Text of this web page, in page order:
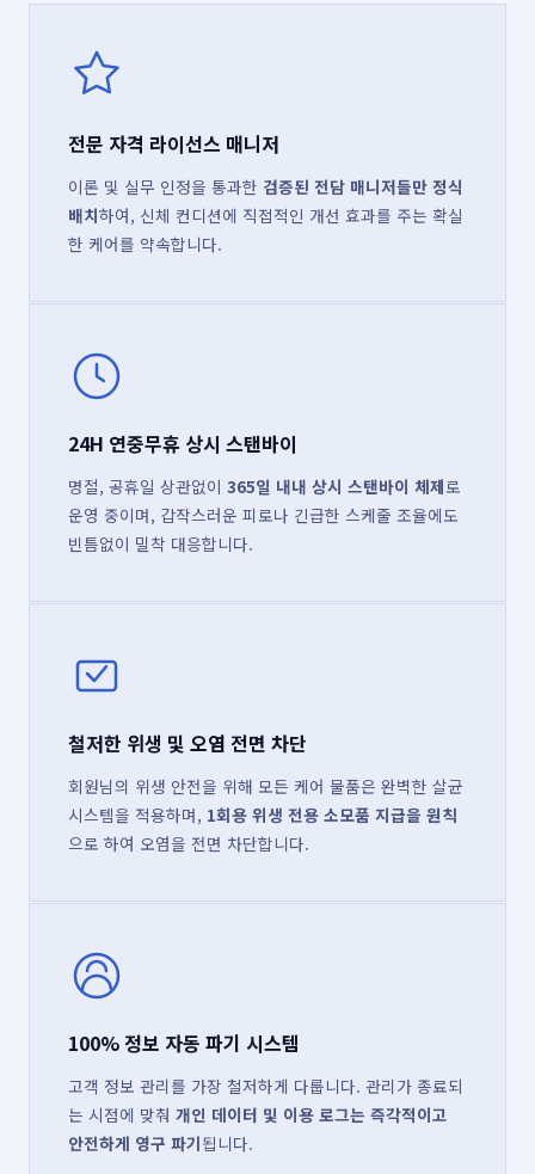
전문 자격 라이선스 매니저
이론 및 실무 인정을 통과한 검증된 전담 매니저들만 정식
배치하여, 신체 컨디션에 직접적인 개선 효과를 주는 확실
한 케어를 약속합니다.
24H 연중무휴 상시 스탠바이
명절, 공휴일 상관없이 365일 내내 상시 스탠바이 체제로
운영 중이며, 갑작스러운 피로나 긴급한 스케줄 조율에도
빈틈없이 밀착 대응합니다.
철저한 위생 및 오염 전면 차단
회원님의 위생 안전을 위해 모든 케어 물품은 완벽한 살균
시스템을 적용하며, 1회용 위생 전용 소모품 지급을 원칙
으로 하여 오염을 전면 차단합니다.
100% 정보 자동 파기 시스템
고객 정보 관리를 가장 철저하게 다룹니다. 관리가 종료되
는 시점에 맞춰 개인 데이터 및 이용 로그는 즉각적이고
안전하게 영구 파기됩니다.